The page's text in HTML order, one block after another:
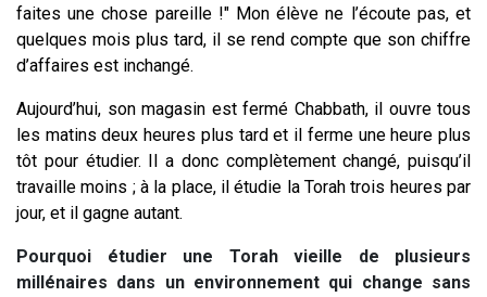
faites une chose pareille !" Mon élève ne l’écoute pas, et
quelques mois plus tard, il se rend compte que son chiffre
d’affaires est inchangé.
Aujourd’hui, son magasin est fermé Chabbath, il ouvre tous
les matins deux heures plus tard et il ferme une heure plus
tôt pour étudier. Il a donc complètement changé, puisqu’il
travaille moins ; à la place, il étudie la Torah trois heures par
jour, et il gagne autant.
Pourquoi étudier une Torah vieille de plusieurs
millénaires dans un environnement qui change sans